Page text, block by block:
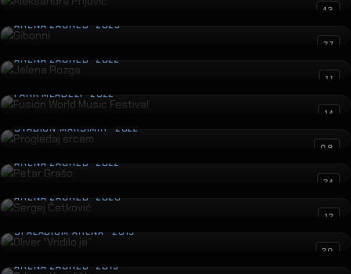
43
Gibonni
ARENA ZAGREB · 2023
27
Jelena Rozga
ARENA ZAGREB · 2022
11
Fusion World Music Festival
PARK MLADEŽI · 2022
14
Progledaj srcem
STADION MAKSIMIR · 2022
09
Petar Grašo
ARENA ZAGREB · 2022
24
Sergej Ćetković
ARENA ZAGREB · 2020
12
Oliver “Vridilo je”
SPALADIUM ARENA · 2019
20
Prljavo Kazalište
ARENA ZAGREB · 2019